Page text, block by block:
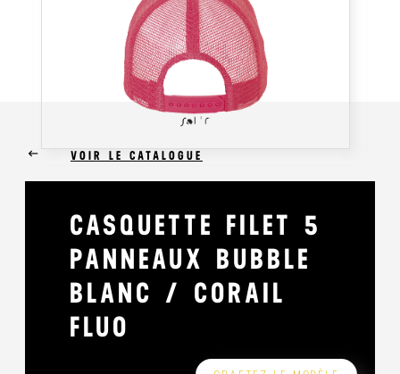
keyboard_backspace VOIR LE CATALOGUE
CASQUETTE FILET 5
PANNEAUX BUBBLE
BLANC / CORAIL
FLUO